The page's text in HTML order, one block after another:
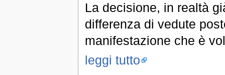
La decisione, in realtà
differenza di vedute
manifestazione che è
leggi tutto